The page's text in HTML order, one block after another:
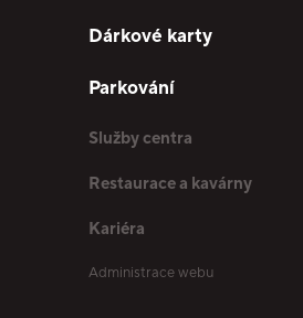
Dárkové karty
Parkování
Služby centra
Restaurace a kavárny
Kariéra
Administrace webu